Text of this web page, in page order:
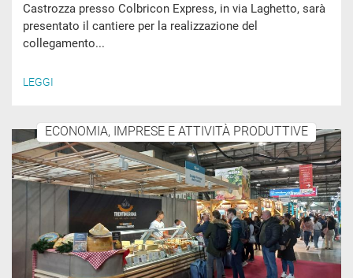
Castrozza presso Colbricon Express, in via Laghetto, sarà
presentato il cantiere per la realizzazione del
collegamento...
LEGGI
ECONOMIA, IMPRESE E ATTIVITÀ PRODUTTIVE